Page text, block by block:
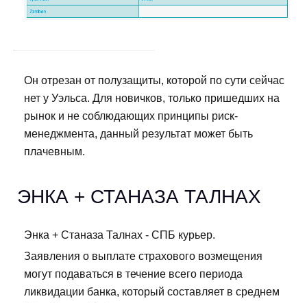
Он отрезан от полузащиты, которой по сути сейчас
нет у Уэльса. Для новичков, только пришедших на
рынок и не соблюдающих принципы риск-
менеджмента, данный результат может быть
плачевным.
ЭНКА + СТАНАЗА ТАЛНАХ
Энка + Станаза Талнах - СПБ курьер.
Заявления о выплате страхового возмещения
могут подаваться в течение всего периода
ликвидации банка, который составляет в среднем